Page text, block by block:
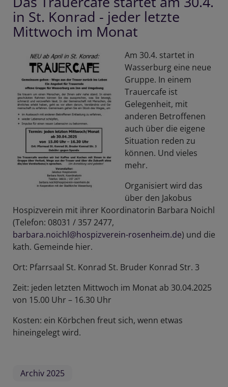
am
4.5.
um
Uhr
in St. Konrad - jeder letzte
Mittwoch im Monat
Am 30.4. startet in
Wasserburg eine neue
Gruppe. In einem
Trauercafe ist
Gelegenheit, mit
anderen Betroffenen
auch über die eigene
Situation reden zu
können. Und vieles
mehr.
Organisiert wird das
über den Jakobus
Hospizverein mit ihrer Koordinatorin Barbara Noichl
(Telefon: 08031 / 357 2477,
barbara.noichl@hospizverein-rosenheim.de) und die
kath. Gemeinde hier.
Ort: Pfarrsaal St. Konrad St. Bruder Konrad Str. 3
Zeit: jeden letzten Mittwoch im Monat ab 30.04.2025
von 15.00 Uhr – 16.30 Uhr
Kosten: ein Körbchen freut sich, wenn etwas
hineingelegt wird.
Archiv 2025